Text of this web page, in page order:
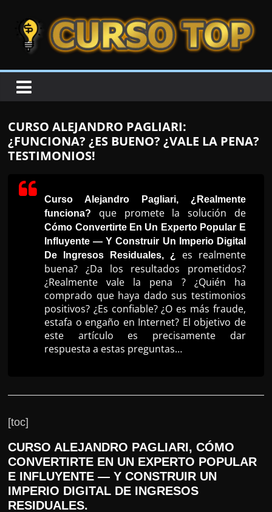
CURSOTOP
s
e
l
b
CURSO ALEJANDRO PAGLIARI:
¿FUNCIONA? ¿ES BUENO? ¿VALE LA PENA?
TESTIMONIOS!
Curso Alejandro Pagliari, ¿Realmente
funciona? que promete la solución de
Cómo Convertirte En Un Experto Popular E
Influyente — Y Construir Un Imperio Digital
De Ingresos Residuales, ¿ es realmente
buena? ¿Da los resultados prometidos?
¿Realmente vale la pena ? ¿Quién ha
comprado que haya dado sus testimonios
positivos? ¿Es confiable? ¿O es más fraude,
estafa o engaño en Internet? El objetivo de
este artículo es precisamente dar
respuesta a estas preguntas…
[toc]
CURSO ALEJANDRO PAGLIARI, CÓMO
CONVERTIRTE EN UN EXPERTO POPULAR
E INFLUYENTE — Y CONSTRUIR UN
IMPERIO DIGITAL DE INGRESOS
RESIDUALES.